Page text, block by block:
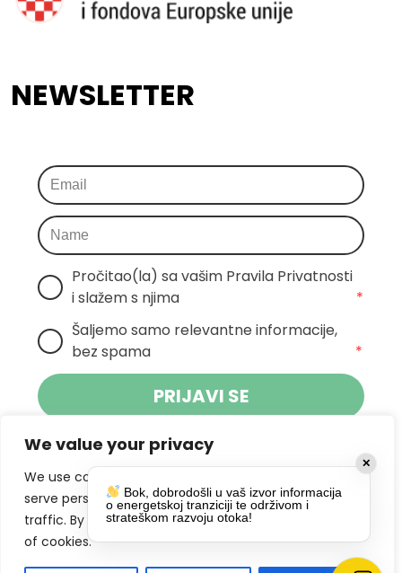
We value your privacy
We use cookies to enhance your browsing experience,
serve personalized ads or content, and analyze our
traffic. By clicking "Accept All", you consent to our use
of cookies.
NEWSLETTER
Pročitao(la) sa vašim Pravila Privatnosti
i slažem s njima
*
Šaljemo samo relevantne informacije,
bez spama
*
PRIJAVI SE
Klikom na gumb dajete suglasnost za
primanje novosti Pokreta Otoka te se
slažete spolitikom privatnosti.
DRUŠTVENE MREŽE
✕
Bok, dobrodošli u vaš izvor informacija
o energetskoj tranziciji te održivom i
strateškom razvoju otoka!